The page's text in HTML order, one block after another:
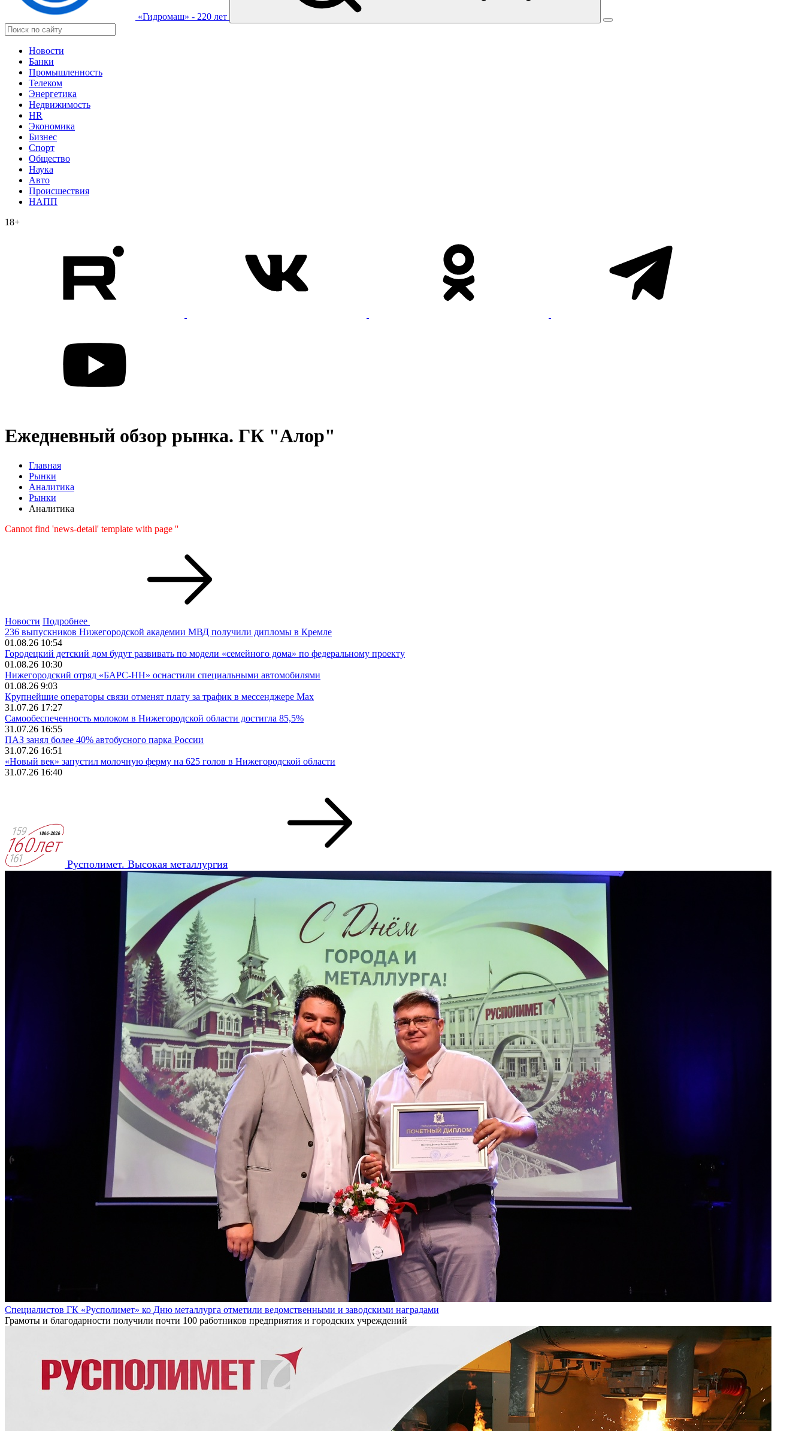
«Гидромаш» - 220 лет
Новости
Банки
Промышленность
Телеком
Энергетика
Недвижимость
HR
Экономика
Бизнес
Спорт
Общество
Наука
Авто
Происшествия
НАПП
18+
Ежедневный обзор рынка. ГК "Алор"
Главная
Рынки
Аналитика
Рынки
Аналитика
Cannot find 'news-detail' template with page ''
Новости Подробнее
236 выпускников Нижегородской академии МВД получили дипломы в Кремле
01.08.26 10:54
Городецкий детский дом будут развивать по модели «семейного дома» по федеральному проекту
01.08.26 10:30
Нижегородский отряд «БАРС-НН» оснастили специальными автомобилями
01.08.26 9:03
Крупнейшие операторы связи отменят плату за трафик в мессенджере Max
31.07.26 17:27
Самообеспеченность молоком в Нижегородской области достигла 85,5%
31.07.26 16:55
ПАЗ занял более 40% автобусного парка России
31.07.26 16:51
«Новый век» запустил молочную ферму на 625 голов в Нижегородской области
31.07.26 16:40
Русполимет. Высокая металлургия
Специалистов ГК «Русполимет» ко Дню металлурга отметили ведомственными и заводскими наградами
Грамоты и благодарности получили почти 100 работников предприятия и городских учреждений